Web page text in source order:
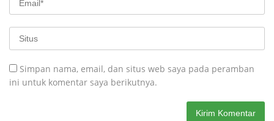
Simpan nama, email, dan situs web saya pada peramban
ini untuk komentar saya berikutnya.